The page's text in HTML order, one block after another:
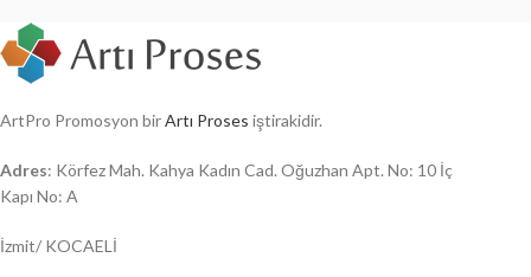
ArtPro Promosyon birArtı Proses iştirakidir.
Adres: Körfez Mah. Kahya Kadın Cad. Oğuzhan Apt. No: 10 İç
Kapı No: A
İzmit/ KOCAELİ